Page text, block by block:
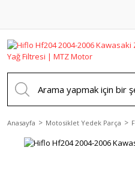
Anasayfa Motosiklet Yedek Parça